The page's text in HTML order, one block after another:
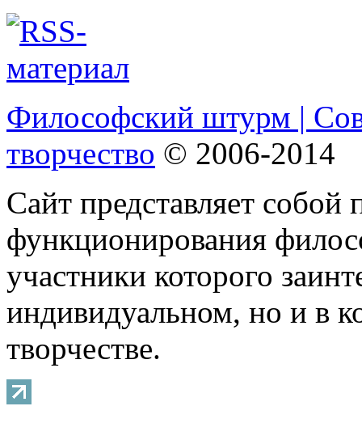
Философский штурм |
творчество © 2006-2014
Сайт представляет собой
функционирования
участники которого
индивидуальном, но и в
творчестве.